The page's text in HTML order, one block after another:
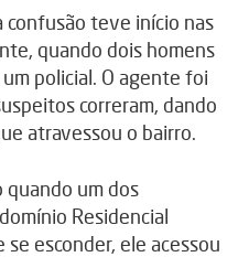
confusão teve início nas
quando dois homens
policial. O agente foi
correram, dando
atravessou o bairro.
um dos
Residencial
esconder, ele acessou